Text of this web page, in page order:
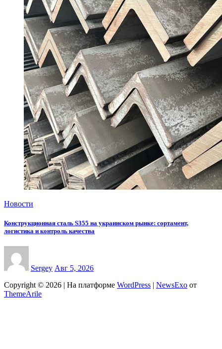
Новости
Конструкционная сталь S355 на украинском рынке: сортамент,
логистика и контроль качества
Sergey Авг 5, 2026
Copyright © 2026 | На платформе WordPress NewsExo от
ThemeArile